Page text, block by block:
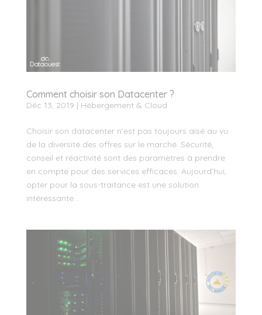
Comment choisir son Datacenter ?
Déc 13, 2019 | Hébergement & Cloud
Choisir son datacenter n’est pas toujours aisé au vu
de la diversité des offres sur le marché. Sécurité,
conseil et réactivité sont des paramètres à prendre
en compte pour des services efficaces. Aujourd’hui,
opter pour la sous-traitance est une solution
intéressante...